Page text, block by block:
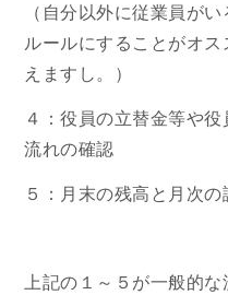
（自分以外に従業員が
ルールにすることがオ
えますし。）
４：役員の立替金等や
流れの確認
５：月末の残高と月次
上記の１～５が一般的な